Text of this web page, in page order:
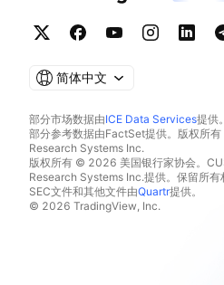
简体中文
部分市场数据由ICE Data Services提供。
部分参考数据由FactSet提供。版权所
Research Systems Inc.
版权所有 © 2026 美国银行家协会。
Research Systems Inc.提供。保留所有
SEC文件和其他文件由Quartr提供。
© 2026 TradingView, Inc.